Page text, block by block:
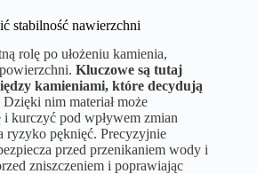
stabilność nawierzchni
rolę po ułożeniu kamienia,
Kluczowe są tutaj
kamieniami, które decydują
Dzięki nim materiał może
i kurczyć pod wpływem zmian
ryzyko pęknięć. Precyzyjnie
przed przenikaniem wody i
zniszczeniem i poprawiając